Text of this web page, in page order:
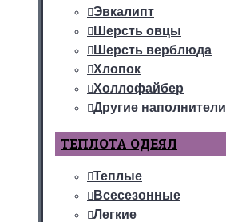
Эвкалипт
Шерсть овцы
Шерсть верблюда
Хлопок
Холлофайбер
Другие наполнители
ТЕПЛОТА ОДЕЯЛ
Теплые
Всесезонные
Легкие